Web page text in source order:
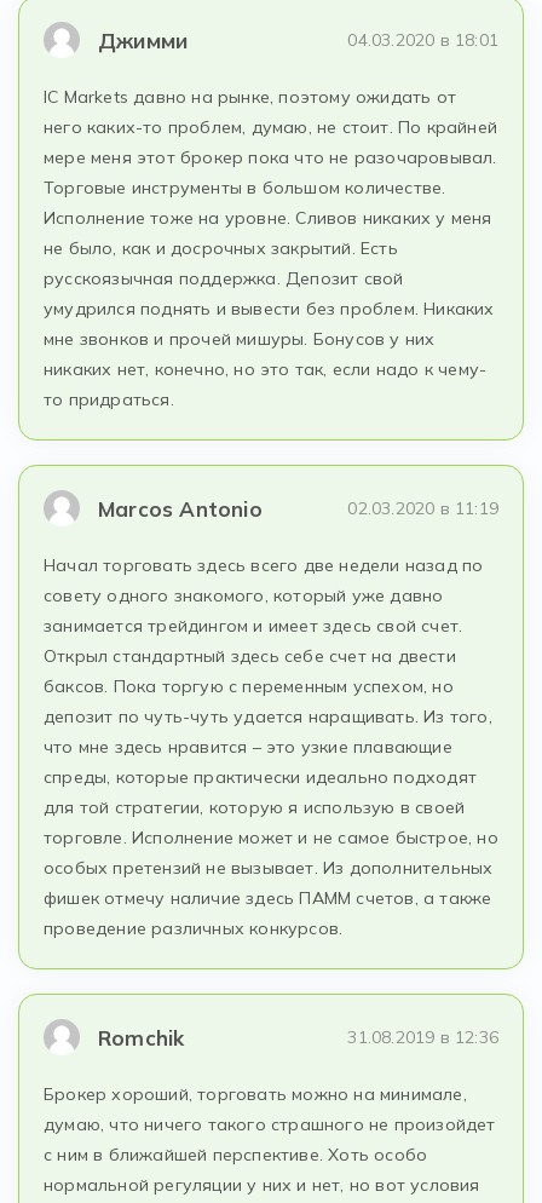
Джимми 04.03.2020 в 18:01
IC Markets давно на рынке, поэтому ожидать от
него каких-то проблем, думаю, не стоит. По крайней
мере меня этот брокер пока что не разочаровывал.
Торговые инструменты в большом количестве.
Исполнение тоже на уровне. Сливов никаких у меня
не было, как и досрочных закрытий. Есть
русскоязычная поддержка. Депозит свой
умудрился поднять и вывести без проблем. Никаких
мне звонков и прочей мишуры. Бонусов у них
никаких нет, конечно, но это так, если надо к чему-
то придраться.
Marcos Antonio 02.03.2020 в 11:19
Начал торговать здесь всего две недели назад по
совету одного знакомого, который уже давно
занимается трейдингом и имеет здесь свой счет.
Открыл стандартный здесь себе счет на двести
баксов. Пока торгую с переменным успехом, но
депозит по чуть-чуть удается наращивать. Из того,
что мне здесь нравится – это узкие плавающие
спреды, которые практически идеально подходят
для той стратегии, которую я использую в своей
торговле. Исполнение может и не самое быстрое, но
особых претензий не вызывает. Из дополнительных
фишек отмечу наличие здесь ПАММ счетов, а также
проведение различных конкурсов.
Romchik 31.08.2019 в 12:36
Брокер хороший, торговать можно на минимале,
думаю, что ничего такого страшного не произойдет
с ним в ближайшей перспективе. Хоть особо
нормальной регуляции у них и нет, но вот условия